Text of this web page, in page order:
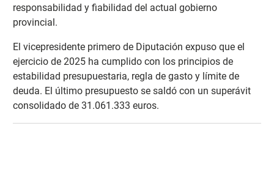
responsabilidad y fiabilidad del actual gobierno
provincial.
El vicepresidente primero de Diputación expuso que el
ejercicio de 2025 ha cumplido con los principios de
estabilidad presupuestaria, regla de gasto y límite de
deuda. El último presupuesto se saldó con un superávit
consolidado de 31.061.333 euros.